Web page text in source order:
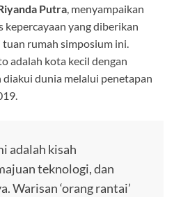
Putra, menyampaikan
kepercayaan yang diberikan
tuan rumah simposium ini.
adalah kota kecil dengan
diakui dunia melalui penetapan
adalah kisah
teknologi, dan
Warisan ‘orang rantai’